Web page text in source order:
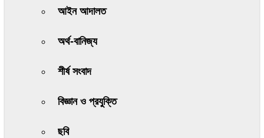
আইন আদালত
অর্থ-বানিজ্য
শীর্ষ সংবাদ
বিজ্ঞান ও প্রযুক্তি
ছবি